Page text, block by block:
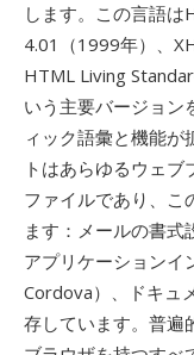
します。この言語
4.01（1999年）、
HTML Living
いう主要バージョン
ィック語彙と機能
トはあらゆるウェ
ファイルであり、こ
ます：メールの書式
アプリケーションイ
Cordova）、ドキュ
存しています。普